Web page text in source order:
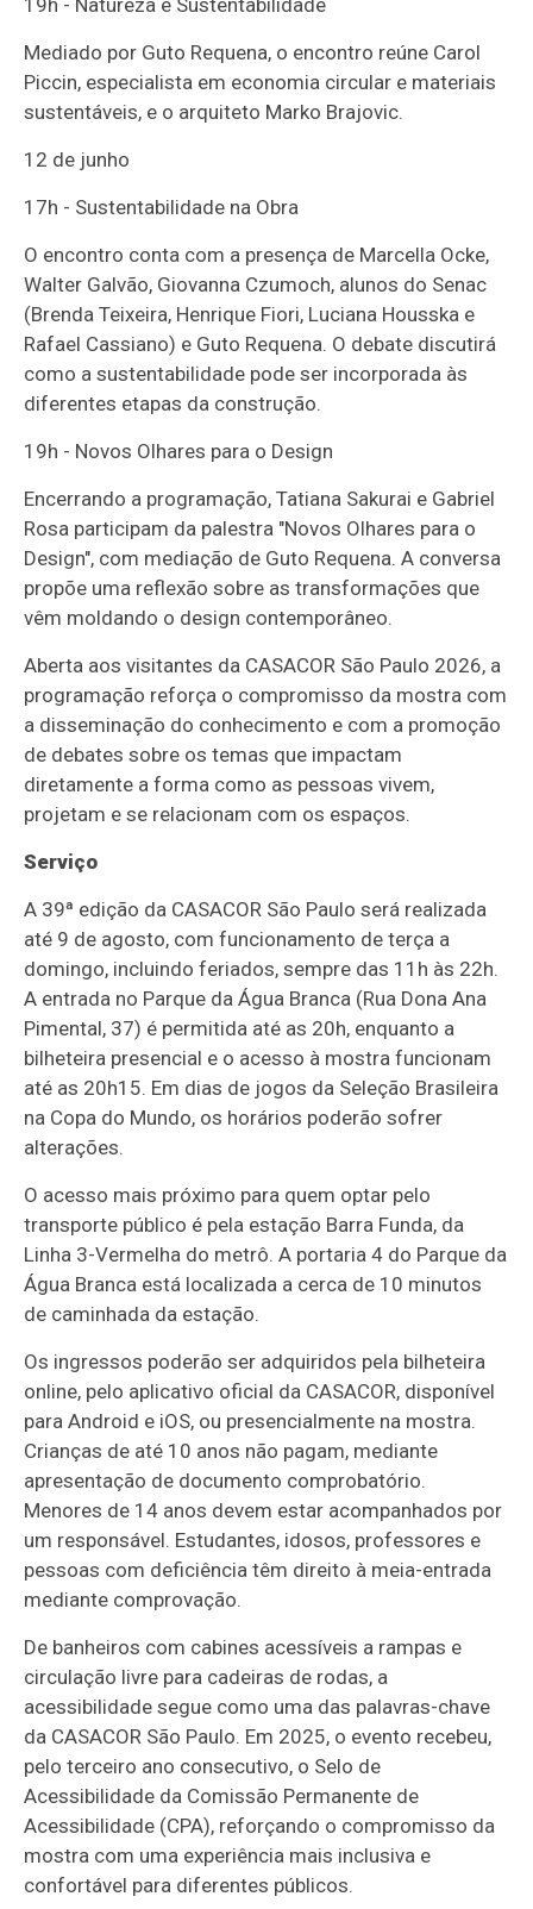
19h - Natureza e Sustentabilidade
Mediado por Guto Requena, o encontro reúne Carol
Piccin, especialista em economia circular e materiais
sustentáveis, e o arquiteto Marko Brajovic.
12 de junho
17h - Sustentabilidade na Obra
O encontro conta com a presença de Marcella Ocke,
Walter Galvão, Giovanna Czumoch, alunos do Senac
(Brenda Teixeira, Henrique Fiori, Luciana Housska e
Rafael Cassiano) e Guto Requena. O debate discutirá
como a sustentabilidade pode ser incorporada às
diferentes etapas da construção.
19h - Novos Olhares para o Design
Encerrando a programação, Tatiana Sakurai e Gabriel
Rosa participam da palestra "Novos Olhares para o
Design", com mediação de Guto Requena. A conversa
propõe uma reflexão sobre as transformações que
vêm moldando o design contemporâneo.
Aberta aos visitantes da CASACOR São Paulo 2026, a
programação reforça o compromisso da mostra com
a disseminação do conhecimento e com a promoção
de debates sobre os temas que impactam
diretamente a forma como as pessoas vivem,
projetam e se relacionam com os espaços.
Serviço
A 39ª edição da CASACOR São Paulo será realizada
até 9 de agosto, com funcionamento de terça a
domingo, incluindo feriados, sempre das 11h às 22h.
A entrada no Parque da Água Branca (Rua Dona Ana
Pimental, 37) é permitida até as 20h, enquanto a
bilheteira presencial e o acesso à mostra funcionam
até as 20h15. Em dias de jogos da Seleção Brasileira
na Copa do Mundo, os horários poderão sofrer
alterações.
O acesso mais próximo para quem optar pelo
transporte público é pela estação Barra Funda, da
Linha 3-Vermelha do metrô. A portaria 4 do Parque da
Água Branca está localizada a cerca de 10 minutos
de caminhada da estação.
Os ingressos poderão ser adquiridos pela bilheteira
online, pelo aplicativo oficial da CASACOR, disponível
para Android e iOS, ou presencialmente na mostra.
Crianças de até 10 anos não pagam, mediante
apresentação de documento comprobatório.
Menores de 14 anos devem estar acompanhados por
um responsável. Estudantes, idosos, professores e
pessoas com deficiência têm direito à meia-entrada
mediante comprovação.
De banheiros com cabines acessíveis a rampas e
circulação livre para cadeiras de rodas, a
acessibilidade segue como uma das palavras-chave
da CASACOR São Paulo. Em 2025, o evento recebeu,
pelo terceiro ano consecutivo, o Selo de
Acessibilidade da Comissão Permanente de
Acessibilidade (CPA), reforçando o compromisso da
mostra com uma experiência mais inclusiva e
confortável para diferentes públicos.